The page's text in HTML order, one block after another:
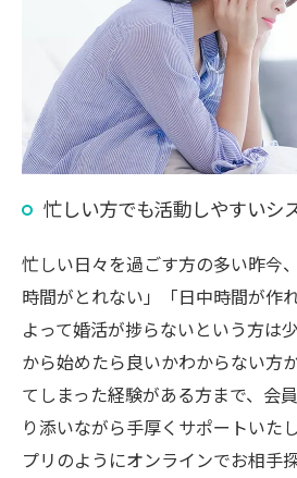
忙しい方でも活動しやすいシ
忙しい日々を過ごす方の多い昨今
時間がとれない」「日中時間が作
よって婚活が捗らないという方は
から始めたら良いかわからない方
てしまった経験がある方まで、会
り添いながら手厚くサポートいた
プリのようにオンラインでお相手